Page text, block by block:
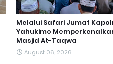
Melalui Safari Jumat
Yahukimo
Masjid At-Taqwa
August 06, 2026